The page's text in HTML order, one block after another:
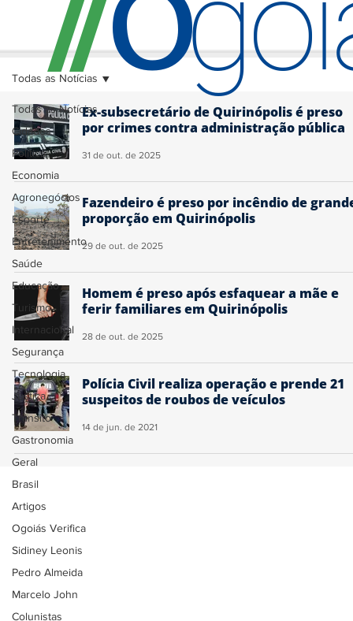
Todas as Notícias
Cidades
Política
Economia
Agronegócios
Esporte
Entretenimento
Saúde
Educação
Turismo
Internacional
Segurança
Tecnologia
Justiça
Trânsito
Gastronomia
Geral
Brasil
Artigos
Ogoiás Verifica
Sidiney Leonis
Pedro Almeida
Marcelo John
Colunistas
Todas as Notícias
Ex-subsecretário de Quirinópolis é preso
por crimes contra administração pública
31 de out. de 2025
Fazendeiro é preso por incêndio de
proporção em Quirinópolis
29 de out. de 2025
Homem é preso após esfaquear a mãe e
ferir familiares em Quirinópolis
28 de out. de 2025
Polícia Civil realiza operação e prende 21
suspeitos de roubos de veículos
14 de jun. de 2021